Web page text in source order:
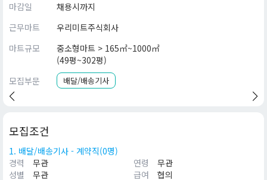
마감일
채용시까지
근무마트
우리미트주식회사
마트규모
중소형마트 > 165㎡~1000㎡
(49평~302평)
모집부문
배달/배송기사
모집조건
1. 배달/배송기사 - 계약직(0명)
경력
무관 연령
무관
성별
무관 급여
협의